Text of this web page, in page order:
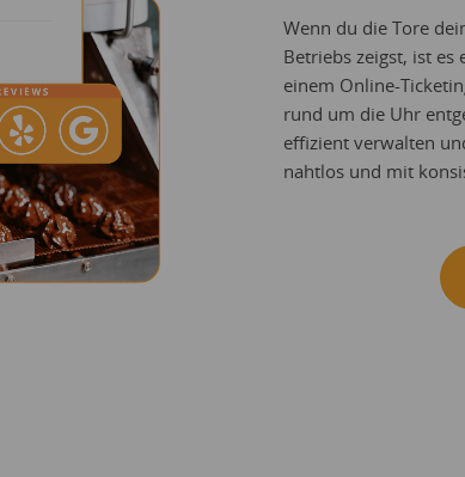
Wenn du die Tore
Betriebs zeigst, ist
einem Online-
rund um die Uhr
effizient verwalten
nahtlos und mit